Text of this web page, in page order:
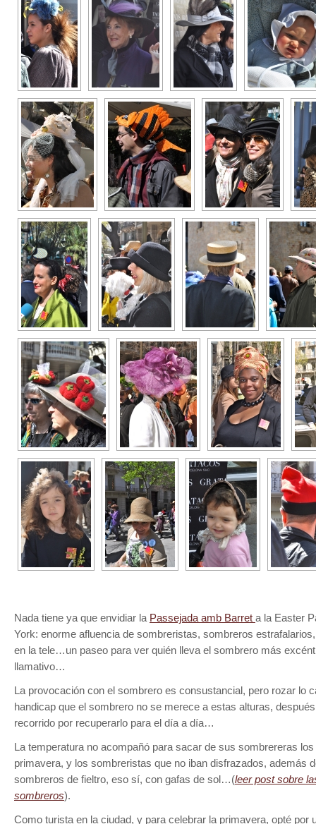
Nada tiene ya que envidiar la Passejada amb Barret a la Easter
York: enorme afluencia de sombreristas, sombreros
en la tele…un paseo para ver quién lleva el sombrero más
llamativo…
La provocación con el sombrero es consustancial, pero rozar lo
handicap que el sombrero no se merece a estas alturas,
recorrido por recuperarlo para el día a día…
La temperatura no acompañó para sacar de sus sombrereras
primavera, y los sombreristas que no iban disfrazados, además
sombreros de fieltro, eso sí, con gafas de sol…(leer post sobre
sombreros).
Como turista en la ciudad, y para celebrar la primavera, opté por